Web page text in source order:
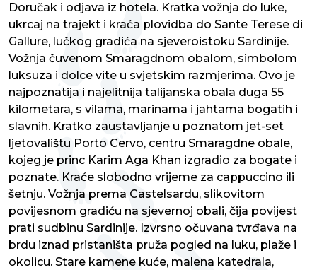
Doručak i odjava iz hotela. Kratka vožnja do luke,
ukrcaj na trajekt i kraća plovidba do Sante Terese di
Gallure, lučkog gradića na sjeveroistoku Sardinije.
Vožnja čuvenom Smaragdnom obalom, simbolom
luksuza i dolce vite u svjetskim razmjerima. Ovo je
najpoznatija i najelitnija talijanska obala duga 55
kilometara, s vilama, marinama i jahtama bogatih i
slavnih. Kratko zaustavljanje u poznatom jet-set
ljetovalištu Porto Cervo, centru Smaragdne obale,
kojeg je princ Karim Aga Khan izgradio za bogate i
poznate. Kraće slobodno vrijeme za cappuccino ili
šetnju. Vožnja prema Castelsardu, slikovitom
povijesnom gradiću na sjevernoj obali, čija povijest
prati sudbinu Sardinije. Izvrsno očuvana tvrđava na
brdu iznad pristaništa pruža pogled na luku, plaže i
okolicu. Stare kamene kuće, malena katedrala,